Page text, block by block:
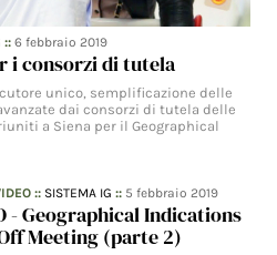
::6 febbraio 2019
i consorzi di tutela
unico, semplificazione delle
dai consorzi di tutela delle
a Siena per il Geographical
:: SISTEMA IG :: 5 febbraio 2019
- Geographical Indications
Meeting (parte 2)